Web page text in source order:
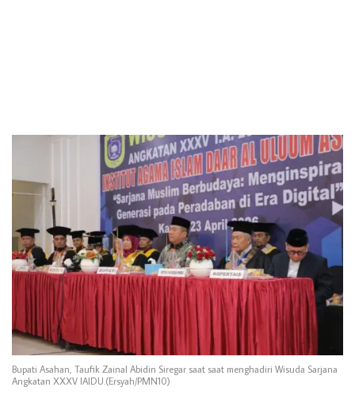
Bupati Asahan, Taufik Zainal Abidin Siregar saat saat menghadiri Wisuda Sarjana
Angkatan XXXV IAIDU.(Ersyah/PMN10)